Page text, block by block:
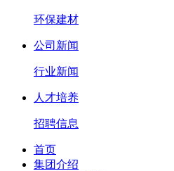
环保建材
公司新闻
行业新闻
人才培养
招聘信息
首页
集团介绍